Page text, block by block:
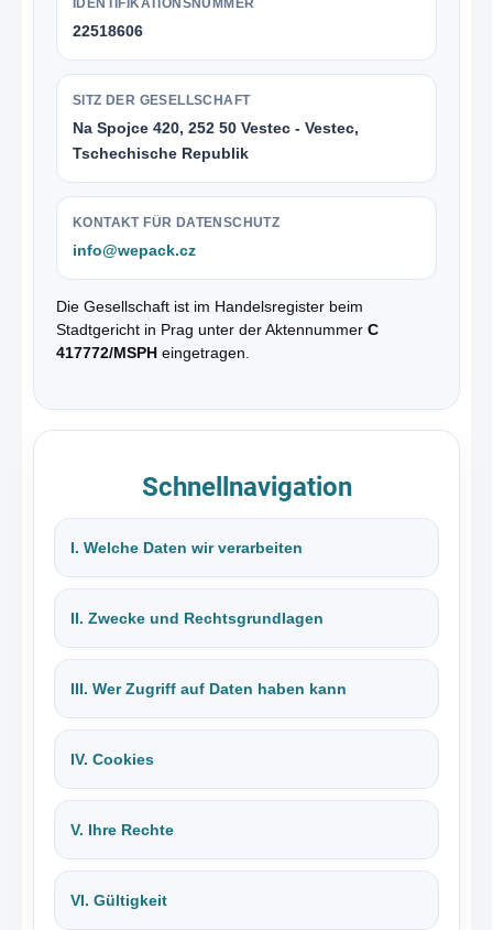
IDENTIFIKATIONSNUMMER
22518606
SITZ DER GESELLSCHAFT
Na Spojce 420, 252 50 Vestec - Vestec,
Tschechische Republik
KONTAKT FÜR DATENSCHUTZ
info@wepack.cz
Die Gesellschaft ist im Handelsregister beim
Stadtgericht in Prag unter der Aktennummer C
417772/MSPH eingetragen.
Schnellnavigation
I. Welche Daten wir verarbeiten
II. Zwecke und Rechtsgrundlagen
III. Wer Zugriff auf Daten haben kann
IV. Cookies
V. Ihre Rechte
VI. Gültigkeit